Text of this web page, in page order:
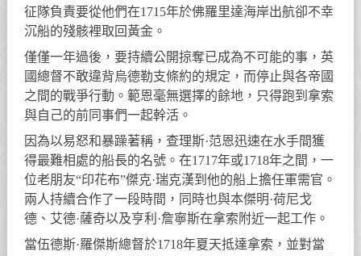
征隊負責要從他們在1715年於佛羅里達海岸出航卻不幸
沉船的殘骸裡取回黃金。
僅僅一年過後，要持續公開掠奪已成為不可能的事，英
國總督不敢違背烏德勒支條約的規定，而停止與各帝國
之間的戰爭行動。範恩毫無選擇的餘地，只得跑到拿索
與自己的前同事們一起幹活。
因為以易怒和暴躁著稱，查理斯·范恩迅速在水手間獲
得最難相處的船長的名號。在1717年或1718年之間，一
位老朋友“印花布”傑克·瑞克漢到他的船上擔任軍需官。
兩人持續合作了一段時間，同時也與本傑明·荷尼戈
德、艾德·薩奇以及亨利·詹寧斯在拿索附近一起工作。
當伍德斯·羅傑斯總督於1718年夏天抵達拿索，並對當